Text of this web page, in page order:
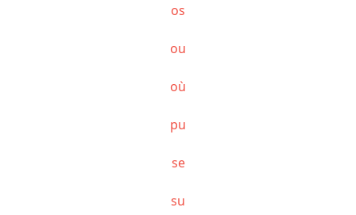
os
ou
où
pu
se
su